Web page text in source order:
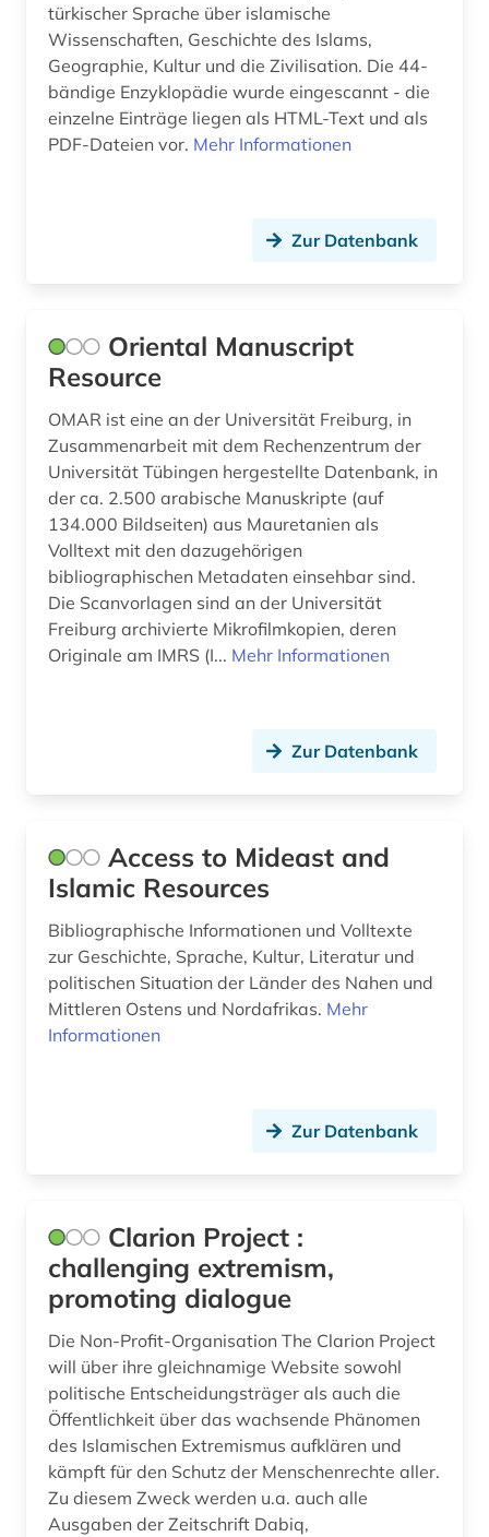
literaturwissenschaft (1)
luther-bibel (1)
maghreb (1)
mauretanien (2)
menschenrecht (1)
mittelasien (5)
mittelasien (1)
mittelasien <gus> (1)
mittelasien gus (1)
mittlerer osten (2)
mudjahedin (2)
naher osten (14)
newspaper articles (1)
niger (1)
nigeria (1)
orientalistik (18)
osmanisches reich (1)
palästina (1)
papyrologie (1)
persien (1)
türkischer Sprache über islamische
Wissenschaften, Geschichte des Islams,
Geographie, Kultur und die Zivilisation. Die 44-
bändige Enzyklopädie wurde eingescannt - die
einzelne Einträge liegen als HTML-Text und als
PDF-Dateien vor. Mehr Informationen
Zur Datenbank
Oriental Manuscript
Resource
OMAR ist eine an der Universität Freiburg, in
Zusammenarbeit mit dem Rechenzentrum der
Universität Tübingen hergestellte Datenbank, in
der ca. 2.500 arabische Manuskripte (auf
134.000 Bildseiten) aus Mauretanien als
Volltext mit den dazugehörigen
bibliographischen Metadaten einsehbar sind.
Die Scanvorlagen sind an der Universität
Freiburg archivierte Mikrofilmkopien, deren
Originale am IMRS (I... Mehr Informationen
Zur Datenbank
Access to Mideast and
Islamic Resources
Bibliographische Informationen und Volltexte
zur Geschichte, Sprache, Kultur, Literatur und
politischen Situation der Länder des Nahen und
Mittleren Ostens und Nordafrikas. Mehr
Informationen
Zur Datenbank
Clarion Project :
challenging extremism,
promoting dialogue
Die Non-Profit-Organisation The Clarion Project
will über ihre gleichnamige Website sowohl
politische Entscheidungsträger als auch die
Öffentlichkeit über das wachsende Phänomen
des Islamischen Extremismus aufklären und
kämpft für den Schutz der Menschenrechte aller.
Zu diesem Zweck werden u.a. auch alle
Ausgaben der Zeitschrift Dabiq,